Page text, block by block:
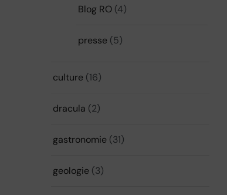
Blog RO (4)
presse (5)
culture (16)
dracula (2)
gastronomie (31)
geologie (3)